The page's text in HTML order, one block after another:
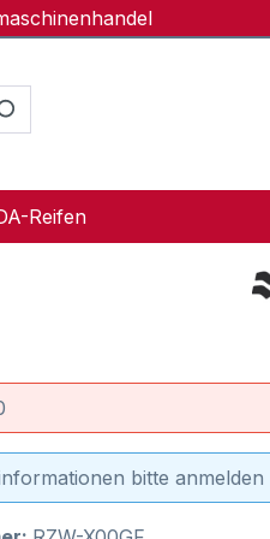
Reifen
bitte anmelden